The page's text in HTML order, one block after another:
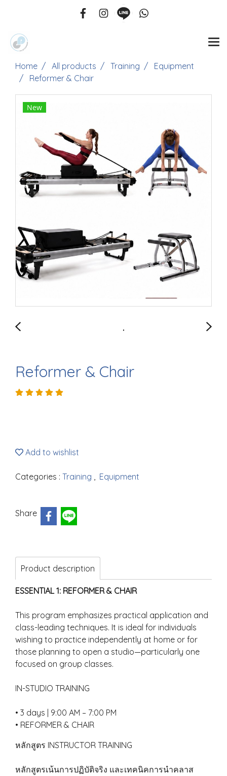
Home All products Training
Equipment
Reformer & Chair
New
Reformer & Chair
Add to wishlist
Categories : Training , Equipment
Share
Product description
ESSENTIAL 1: REFORMER & CHAIR
This program emphasizes practical application and
class-leading techniques. It is ideal for individuals
wishing to practice independently at home or for
those planning to open a studio—particularly one
focused on group classes.
IN-STUDIO TRAINING
• 3 days | 9:00 AM – 7:00 PM
• REFORMER & CHAIR
หลักสูตร INSTRUCTOR TRAINING
หลักสูตรเน้นการปฏิบัติจริง และเทคนิคการนำคลาส